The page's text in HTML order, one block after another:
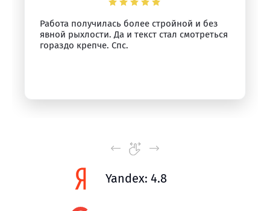
Работа получилась более стройной и без
явной рыхлости. Да и текст стал смотреться
гораздо крепче. Спс.
Yandex: 4.8